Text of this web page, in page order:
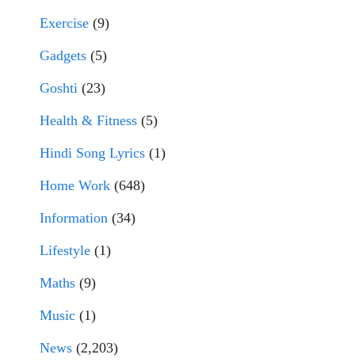
Exercise (9)
Gadgets (5)
Goshti (23)
Health & Fitness (5)
Hindi Song Lyrics (1)
Home Work (648)
Information (34)
Lifestyle (1)
Maths (9)
Music (1)
News (2,203)